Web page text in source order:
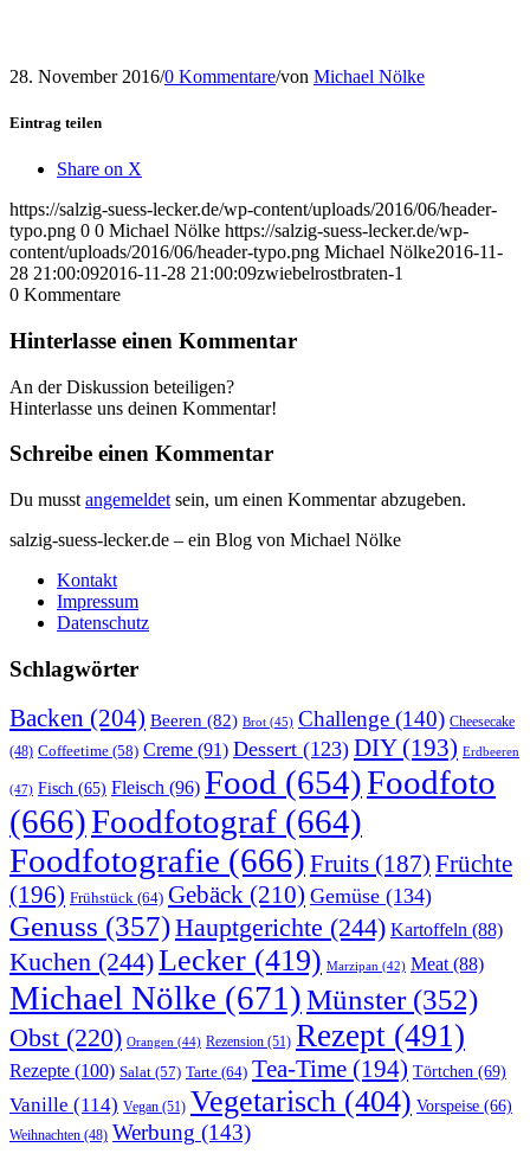
28. November 2016/0 Kommentare/von Michael Nölke
Eintrag teilen
Share on X
https://salzig-suess-lecker.de/wp-content/uploads/2016/06/header-
typo.png 0 0 Michael Nölke https://salzig-suess-lecker.de/wp-
content/uploads/2016/06/header-typo.png Michael Nölke2016-11-
28 21:00:092016-11-28 21:00:09zwiebelrostbraten-1
0 Kommentare
Hinterlasse einen Kommentar
An der Diskussion beteiligen?
Hinterlasse uns deinen Kommentar!
Schreibe einen Kommentar
Du musst angemeldet sein, um einen Kommentar abzugeben.
salzig-suess-lecker.de – ein Blog von Michael Nölke
Kontakt
Impressum
Datenschutz
Schlagwörter
Backen (204) Beeren (82) Brot (45) Challenge (140) Cheesecake
(48) Coffeetime (58) Creme (91) Dessert (123) DIY(193) Erdbeeren
(47) Fisch (65) Fleisch (96) Food (654)Foodfoto
(666)Foodfotograf (664)
Foodfotografie (666) Fruits (187) Früchte
(196) Frühstück (64) Gebäck (210) Gemüse (134)
Genuss (357)Hauptgerichte (244) Kartoffeln (88)
Kuchen (244)Lecker (419) Marzipan (42) Meat(88)
Michael Nölke (671)Münster(352)
Obst (220) Orangen (44) Rezension (51) Rezept (491)
Rezepte (100) Salat (57) Tarte (64) Tea-Time (194) Törtchen (69)
Vanille (114) Vegan (51) Vegetarisch (404) Vorspeise (66)
Weihnachten (48) Werbung (143)